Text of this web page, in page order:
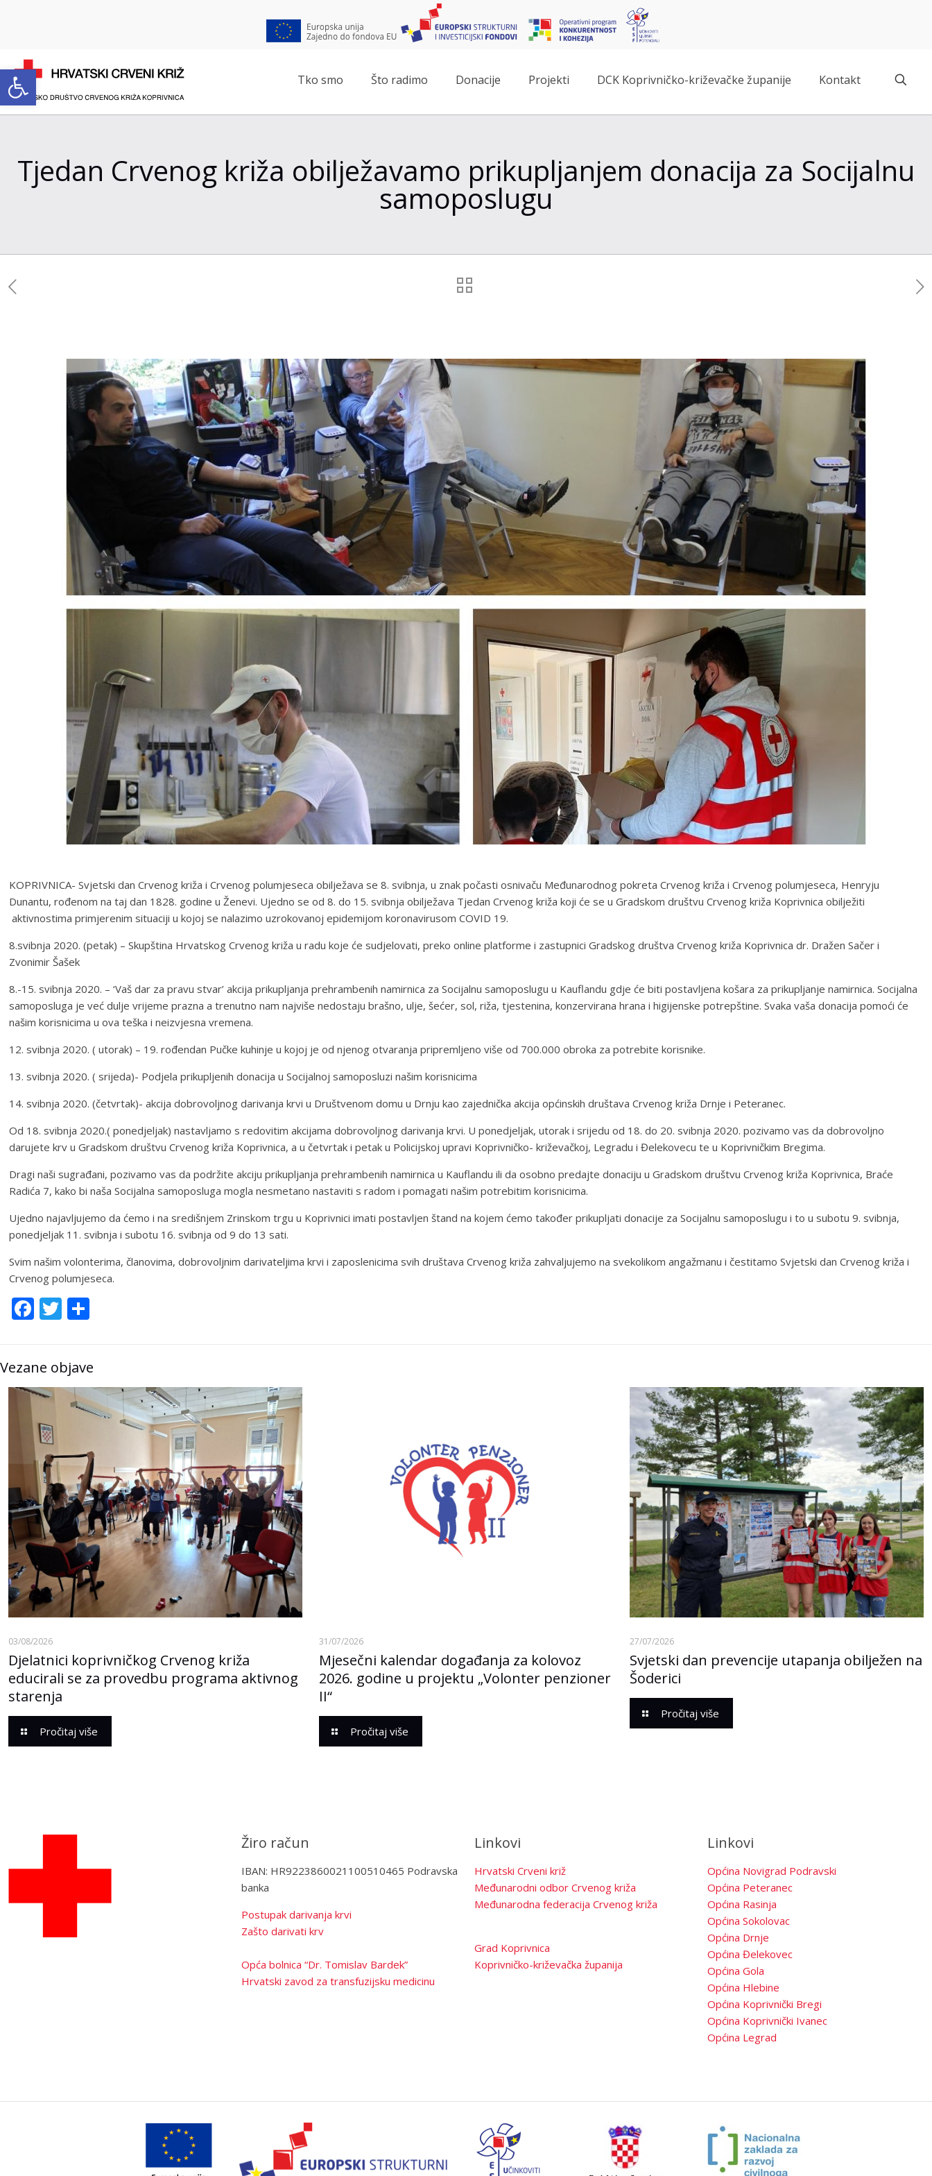
Open toolbar Tko smo Što radimo Donacije Projekti DCK Koprivničko-križevačke županije Kontakt
Tjedan Crvenog križa obilježavamo prikupljanjem donacija za Socijalnu
samoposlugu
KOPRIVNICA- Svjetski dan Crvenog križa i Crvenog polumjeseca obilježava se 8. svibnja, u znak počasti osnivaču Međunarodnog pokreta Crvenog križa i Crvenog polumjeseca, Henryju
Dunantu, rođenom na taj dan 1828. godine u Ženevi. Ujedno se od 8. do 15. svibnja obilježava Tjedan Crvenog križa koji će se u Gradskom društvu Crvenog križa Koprivnica obilježiti
aktivnostima primjerenim situaciji u kojoj se nalazimo uzrokovanoj epidemijom koronavirusom COVID 19.
8.svibnja 2020. (petak) – Skupština Hrvatskog Crvenog križa u radu koje će sudjelovati, preko online platforme i zastupnici Gradskog društva Crvenog križa Koprivnica dr. Dražen Sačer i
Zvonimir Šašek
8.-15. svibnja 2020. – ‘Vaš dar za pravu stvar’ akcija prikupljanja prehrambenih namirnica za Socijalnu samoposlugu u Kauflandu gdje će biti postavljena košara za prikupljanje namirnica. Socijalna
samoposluga je već dulje vrijeme prazna a trenutno nam najviše nedostaju brašno, ulje, šećer, sol, riža, tjestenina, konzervirana hrana i higijenske potrepštine. Svaka vaša donacija pomoći će
našim korisnicima u ova teška i neizvjesna vremena.
12. svibnja 2020. ( utorak) – 19. rođendan Pučke kuhinje u kojoj je od njenog otvaranja pripremljeno više od 700.000 obroka za potrebite korisnike.
13. svibnja 2020. ( srijeda)- Podjela prikupljenih donacija u Socijalnoj samoposluzi našim korisnicima
14. svibnja 2020. (četvrtak)- akcija dobrovoljnog darivanja krvi u Društvenom domu u Drnju kao zajednička akcija općinskih društava Crvenog križa Drnje i Peteranec.
Od 18. svibnja 2020.( ponedjeljak) nastavljamo s redovitim akcijama dobrovoljnog darivanja krvi. U ponedjeljak, utorak i srijedu od 18. do 20. svibnja 2020. pozivamo vas da dobrovoljno
darujete krv u Gradskom društvu Crvenog križa Koprivnica, a u četvrtak i petak u Policijskoj upravi Koprivničko- križevačkoj, Legradu i Đelekovecu te u Koprivničkim Bregima.
Dragi naši sugrađani, pozivamo vas da podržite akciju prikupljanja prehrambenih namirnica u Kauflandu ili da osobno predajte donaciju u Gradskom društvu Crvenog križa Koprivnica, Braće
Radića 7, kako bi naša Socijalna samoposluga mogla nesmetano nastaviti s radom i pomagati našim potrebitim korisnicima.
Ujedno najavljujemo da ćemo i na središnjem Zrinskom trgu u Koprivnici imati postavljen štand na kojem ćemo također prikupljati donacije za Socijalnu samoposlugu i to u subotu 9. svibnja,
ponedjeljak 11. svibnja i subotu 16. svibnja od 9 do 13 sati.
Svim našim volonterima, članovima, dobrovoljnim darivateljima krvi i zaposlenicima svih društava Crvenog križa zahvaljujemo na svekolikom angažmanu i čestitamo Svjetski dan Crvenog križa i
Crvenog polumjeseca.
Facebook
Twitter
Vezane objave
03/08/2026
Djelatnici koprivničkog Crvenog križa
educirali se za provedbu programa aktivnog
starenja
Pročitaj više
31/07/2026
Mjesečni kalendar događanja za kolovoz
2026. godine u projektu „Volonter penzioner
II“
Pročitaj više
27/07/2026
Svjetski dan prevencije utapanja obilježen na
Šoderici
Pročitaj više
Žiro račun
IBAN: HR9223860021100510465 Podravska
banka
Postupak darivanja krvi
Zašto darivati krv
Opća bolnica “Dr. Tomislav Bardek”
Hrvatski zavod za transfuzijsku medicinu
Linkovi
Hrvatski Crveni križ
Međunarodni odbor Crvenog križa
Međunarodna federacija Crvenog križa
Grad Koprivnica
Koprivničko-križevačka županija
Linkovi
Općina Novigrad Podravski
Općina Peteranec
Općina Rasinja
Općina Sokolovac
Općina Drnje
Općina Đelekovec
Općina Gola
Općina Hlebine
Općina Koprivnički Bregi
Općina Koprivnički Ivanec
Općina Legrad